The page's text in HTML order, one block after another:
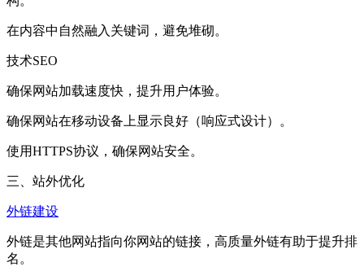
在内容中自然融入关键词，避免堆砌。
技术SEO
确保网站加载速度快，提升用户体验。
确保网站在移动设备上显示良好（响应式设计）。
使用HTTPS协议，确保网站安全。
三、站外优化
外链建设
外链是其他网站指向你网站的链接，高质量外链有助于提升排
名。